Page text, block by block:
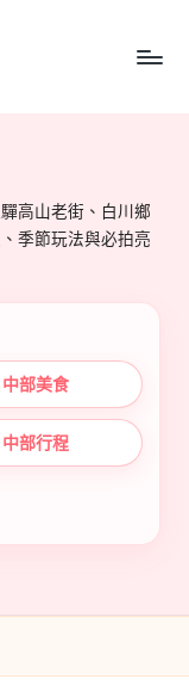
高山老街、白川鄉
季節玩法與必拍亮
中部美食
中部行程